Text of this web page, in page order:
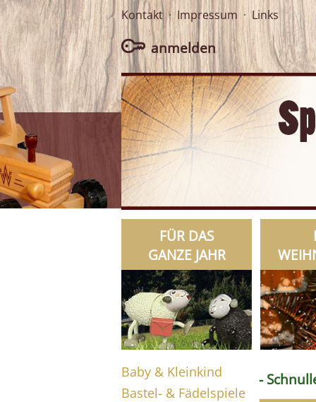
Kontakt·Impressum ·Links
anmelden
FÜR DAS
GANZE JAHR
Baby & Kleinkind
Bastel- & Fädelspiele
-